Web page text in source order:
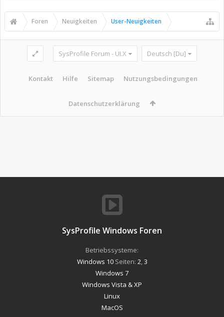
Foren Neuigkeiten User-Neuigkeiten
SysProfile Forum - UI.X Deutsch [Du]
Kontakt Hilfe Sitemap Nutzungsbedingungen
Datenschutzerklärung
SysProfile Windows Foren
Betriebssysteme:
Windows 10Seiten: 2 3
Windows 7
Windows Vista & XP
Linux
MacOS